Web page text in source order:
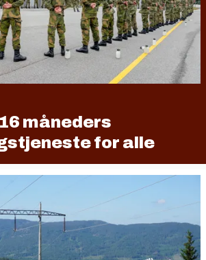
måneders
for alle